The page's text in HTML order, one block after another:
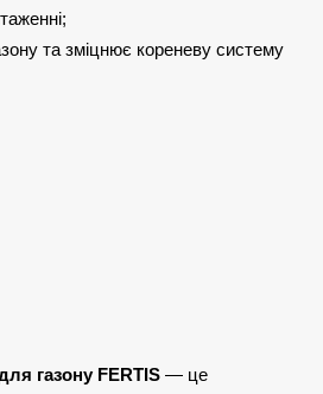
та зміцнює кореневу систему
газону FERTIS — це